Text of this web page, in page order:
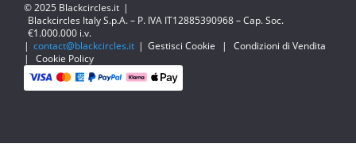
© 2025 Blackcircles.it |
Blackcircles Italy S.p.A. – P. IVA IT12885390968 – Cap. Soc.
€1.000.000 i.v.
| contact@blackcircles.it | Gestisci Cookie |
Condizioni di Vendita
|
Cookie Policy